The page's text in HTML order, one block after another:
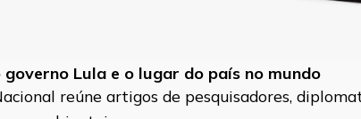
Lula e o lugar do país no mundo
reúne artigos de pesquisadores,